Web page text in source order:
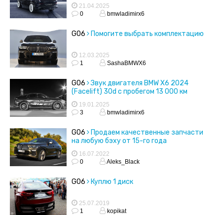
21.04.2025
0
bmwladimirx6
G06 Помогите выбрать комплектацию
12.03.2025
1
SashaBMWX6
G06
Звук двигателя BMW X6 2024
(Facelift) 30d с пробегом 13 000 км
19.01.2025
3
bmwladimirx6
G06
Продаем качественные запчасти
на любую бэху от 15-го года
16.07.2022
0
Aleks_Black
G06 Куплю 1 диск
25.07.2019
1
kopikat